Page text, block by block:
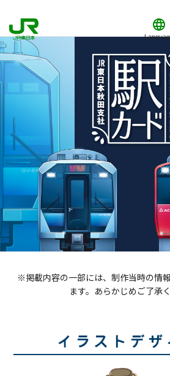
※掲載内容の一部には、制作当時の情
ます。あらかじめご了承